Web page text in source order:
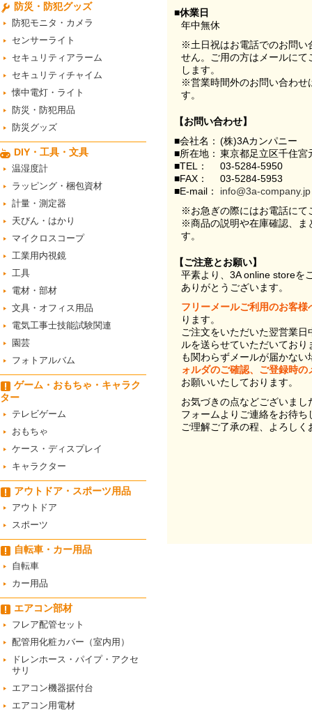
防災・防犯グッズ
防犯モニタ・カメラ
センサーライト
セキュリティアラーム
セキュリティチャイム
懐中電灯・ライト
防災・防犯用品
防災グッズ
DIY・工具・文具
温湿度計
ラッピング・梱包資材
計量・測定器
天びん・はかり
マイクロスコープ
工業用内視鏡
工具
電材・部材
文具・オフィス用品
電気工事士技能試験関連
園芸
フォトアルバム
ゲーム・おもちゃ・キャラク
ター
テレビゲーム
おもちゃ
ケース・ディスプレイ
キャラクター
アウトドア・スポーツ用品
アウトドア
スポーツ
自転車・カー用品
自転車
カー用品
エアコン部材
フレア配管セット
配管用化粧カバー（室内用）
ドレンホース・パイプ・アクセ
サリ
エアコン機器据付台
エアコン用電材
■休業日
年中無休
※土日祝はお電話でのお問い
せん。ご用の方はメールに
します。
※営業時間外のお問い合わせ
す。
【お問い合わせ】
■会社名： (株)3Aカンパニー
■所在地： 東京都足立区千住
■TEL：
03-5284-5950
■FAX：
03-5284-5953
■E-mail：
info@3a-company.jp
※お急ぎの際にはお電話にて
※商品の説明や在庫確認、ま
す。
【ご注意とお願い】
平素より、3A online storeを
ありがとうございます。
フリーメールご利用のお客様
ります。
ご注文をいただいた翌営業
ルを送らせていただいてお
も関わらずメールが届かない
ォルダのご確認、ご登録時
お願いいたしております。
お気づきの点などございま
フォームよりご連絡をお待ち
ご理解ご了承の程、よろし